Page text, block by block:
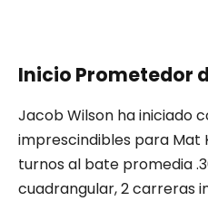
Inicio Prometedor
Jacob Wilson ha iniciado
imprescindibles para Mat
turnos al bate promedia
cuadrangular, 2 carreras